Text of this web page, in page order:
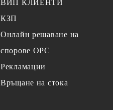
ВИП КЛИЕНТИ
КЗП
Онлайн решаване на
спорове OPC
Рекламации
Връщане на стока